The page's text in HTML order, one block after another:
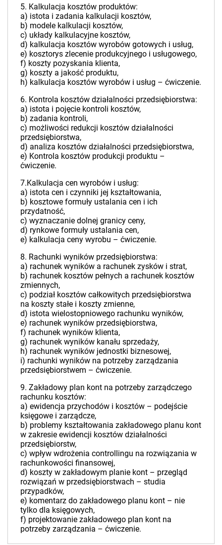
5. Kalkulacja kosztów produktów:
a) istota i zadania kalkulacji kosztów,
b) modele kalkulacji kosztów,
c) układy kalkulacyjne kosztów,
d) kalkulacja kosztów wyrobów gotowych i usług,
e) kosztorys zlecenie produkcyjnego i usługowego,
f) koszty pozyskania klienta,
g) koszty a jakość produktu,
h) kalkulacja kosztów wyrobów i usług – ćwiczenie.
6. Kontrola kosztów działalności przedsiębiorstwa:
a) istota i pojęcie kontroli kosztów,
b) zadania kontroli,
c) możliwości redukcji kosztów działalności
przedsiębiorstwa,
d) analiza kosztów działalności przedsiębiorstwa,
e) Kontrola kosztów produkcji produktu –
ćwiczenie.
7.Kalkulacja cen wyrobów i usług:
a) istota cen i czynniki jej kształtowania,
b) kosztowe formuły ustalania cen i ich
przydatność,
c) wyznaczanie dolnej granicy ceny,
d) rynkowe formuły ustalania cen,
e) kalkulacja ceny wyrobu – ćwiczenie.
8. Rachunki wyników przedsiębiorstwa:
a) rachunek wyników a rachunek zysków i strat,
b) rachunek kosztów pełnych a rachunek kosztów
zmiennych,
c) podział kosztów całkowitych przedsiębiorstwa
na koszty stałe i koszty zmienne,
d) istota wielostopniowego rachunku wyników,
e) rachunek wyników przedsiębiorstwa,
f) rachunek wyników klienta,
g) rachunek wyników kanału sprzedaży,
h) rachunek wyników jednostki biznesowej,
i) rachunki wyników na potrzeby zarządzania
przedsiębiorstwem – ćwiczenie.
9. Zakładowy plan kont na potrzeby zarządczego
rachunku kosztów:
a) ewidencja przychodów i kosztów – podejście
księgowe i zarządcze,
b) problemy kształtowania zakładowego planu kont
w zakresie ewidencji kosztów działalności
przedsiębiorstw,
c) wpływ wdrożenia controllingu na rozwiązania w
rachunkowości finansowej,
d) koszty w zakładowym planie kont – przegląd
rozwiązań w przedsiębiorstwach – studia
przypadków,
e) komentarz do zakładowego planu kont – nie
tylko dla księgowych,
f) projektowanie zakładowego plan kont na
potrzeby zarządzania – ćwiczenie.